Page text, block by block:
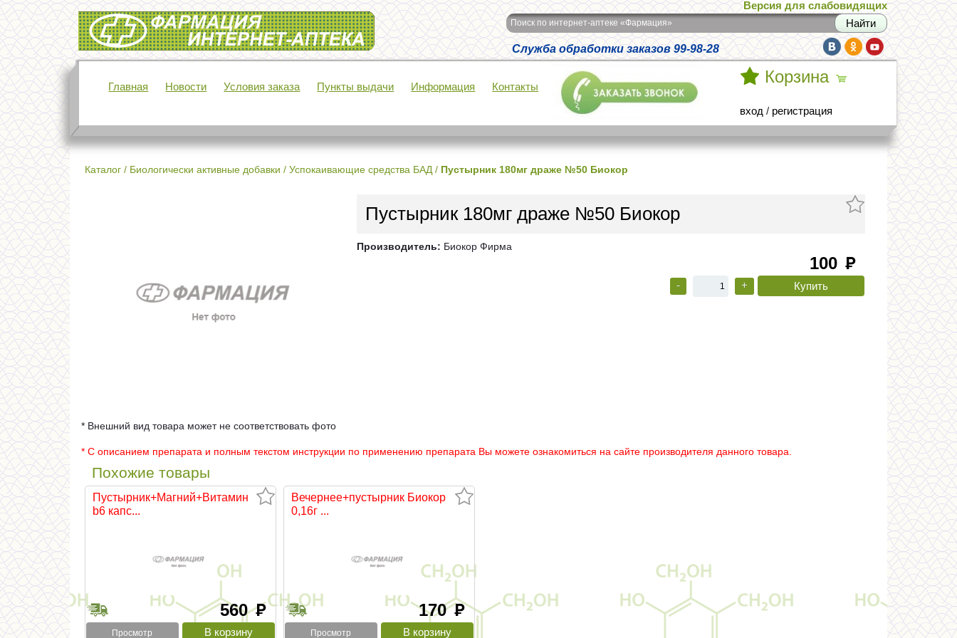
Интернет-аптека Фармация
Версия для слабовидящих
Поиск по интернет-аптеке «Фармация»
Служба обработки заказов 99-98-28
Главная Новости Условия заказа Пункты выдачи Информация Контакты
Корзина
вход / регистрация
Каталог / Биологически активные добавки / Успокаивающие средства БАД / Пустырник 180мг драже №50 Биокор
Пустырник 180мг драже №50 Биокор
Производитель: Биокор Фирма
100 руб
- +
* Внешний вид товара может не соответствовать фото
* С описанием препарата и полным текстом инструкции по применению препарата Вы можете ознакомиться на сайте производителя данного товара.
Похожие товары
Пустырник+Магний+Витамин
b6 капс...
560руб
Просмотр
Вечернее+пустырник Биокор
0,16г ...
170руб
Просмотр